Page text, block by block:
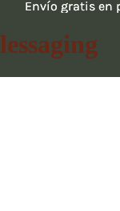
Envío gratis en
Envío gratis en
lessaging